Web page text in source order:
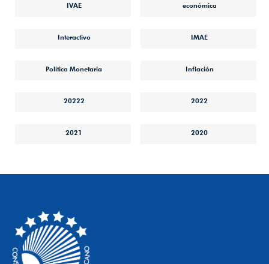
IVAE económica
Interactivo IMAE
Política Monetaria Inflación
20222 2022
2021 2020